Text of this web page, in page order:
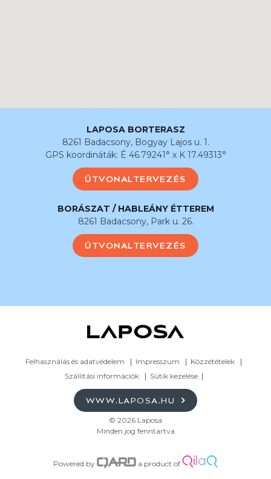
LAPOSA BORTERASZ
8261 Badacsony, Bogyay Lajos u. 1.
GPS koordináták: É 46.79241° x K 17.49313°
ÚTVONALTERVEZÉS
BORÁSZAT / HABLEÁNY ÉTTEREM
8261 Badacsony, Park u. 26.
ÚTVONALTERVEZÉS
Felhasználás és adatvédelem Impresszum
Közzétételek
Szállítási információk
Sütik kezelése
WWW.LAPOSA.HU
© 2026 Laposa
Minden jog fenntartva
Powered by a product of